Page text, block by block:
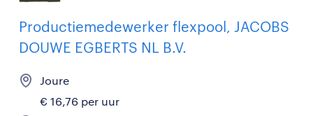
Productiemedewerker flexpool, JACOBS
DOUWE EGBERTS NL B.V.
Joure
€ 16,76 per uur